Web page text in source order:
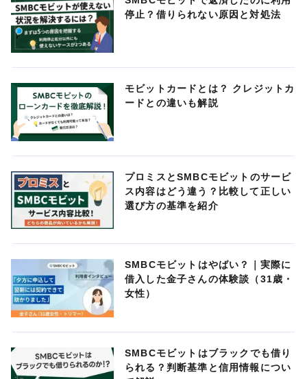
停止？借りられない原因と対処法
モビットカードとは？ クレジットカ
ードとの違いも解説
プロミスとSMBCモビットのサービ
ス内容はどう違う？比較して正しい
選び方の基準を紹介
SMBCモビットはやばい？｜実際に
借入した金子さんの体験談（31歳・
女性）
SMBCモビットはブラックでも借り
られる？判断基準と信用情報につい